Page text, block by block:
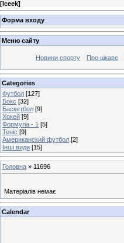
[Iceek]
Форма входу
Меню сайту
Новини спорту Про цікаве
Categories
Футбол [127]
Бокс [32]
Баскетбол [9]
Хокей [9]
Формула - 1 [5]
Теніс [9]
Американский футбол [2]
Інші види [15]
Головна » 11696
Матеріалів немає
Calendar